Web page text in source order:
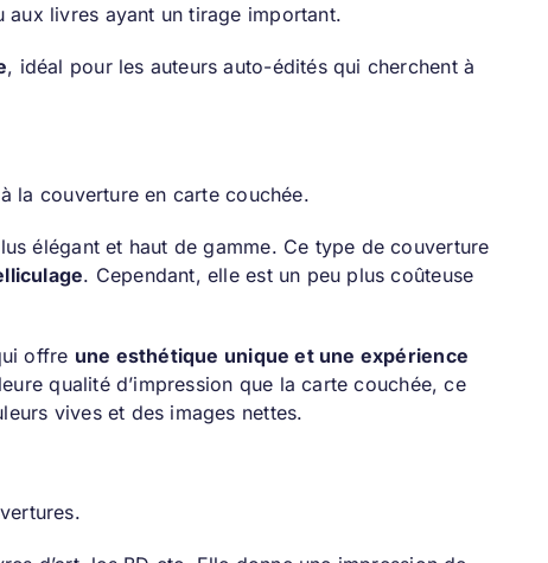
livres ayant un tirage important.
, idéal pour les auteurs auto-édités qui cherchent à
la couverture en carte couchée.
élégant et haut de gamme. Ce type de couverture
. Cependant, elle est un peu plus coûteuse
offre une esthétique unique et une expérience
qualité d’impression que la carte couchée, ce
vives et des images nettes.